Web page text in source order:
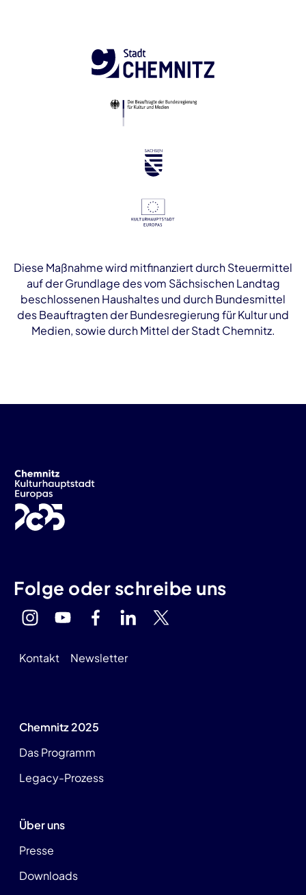
Diese Maßnahme wird mitfinanziert durch Steuermittel
auf der Grundlage des vom Sächsischen Landtag
beschlossenen Haushaltes und durch Bundesmittel
des Beauftragten der Bundesregierung für Kultur und
Medien, sowie durch Mittel der Stadt Chemnitz.
Folge oder schreibe uns
Kontakt Newsletter
Chemnitz 2025
Das Programm
Legacy-Prozess
Über uns
Presse
Downloads